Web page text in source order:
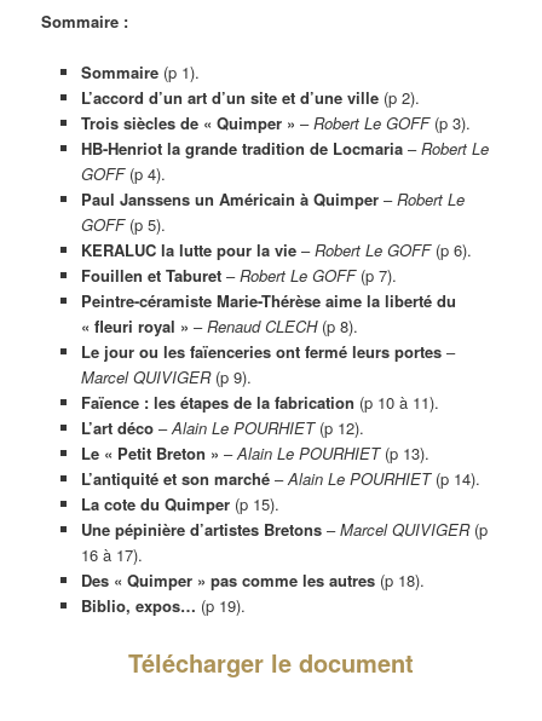
Sommaire :
Sommaire(p 1).
L’accord d’un art d’un site et d’une ville(p 2).
Trois siècles de « Quimper » –Robert Le GOFF(p 3).
HB-Henriot la grande tradition de Locmaria –Robert Le
GOFF(p 4).
Paul Janssens un Américain à Quimper–Robert Le
GOFF(p 5).
KERALUC la lutte pour la vie–Robert Le GOFF(p 6).
Fouillen et Taburet–Robert Le GOFF(p 7).
Peintre-céramiste Marie-Thérèse aime la liberté du
« fleuri royal » –Renaud CLECH(p 8).
Le jour ou les faïenceries ont fermé leurs portes–
Marcel QUIVIGER(p 9).
Faïence : les étapes de la fabrication (p 10 à 11).
L’art déco–Alain Le POURHIET(p 12).
Le « Petit Breton » –Alain Le POURHIET (p 13).
L’antiquité et son marché–Alain Le POURHIET(p 14).
La cote du Quimper(p 15).
Une pépinière d’artistes Bretons–Marcel QUIVIGER(p
16 à 17).
Des « Quimper » pas comme les autres(p 18).
Biblio, expos… (p 19).
Télécharger le document